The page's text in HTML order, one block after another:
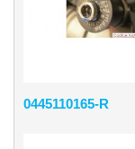
0445110165-R